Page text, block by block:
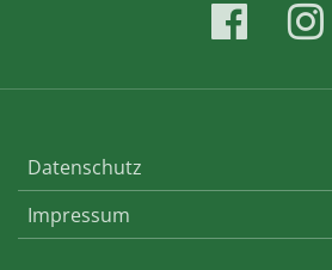
Datenschutz
Impressum